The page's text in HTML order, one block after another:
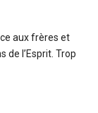
aux frères et
l’Esprit. Trop